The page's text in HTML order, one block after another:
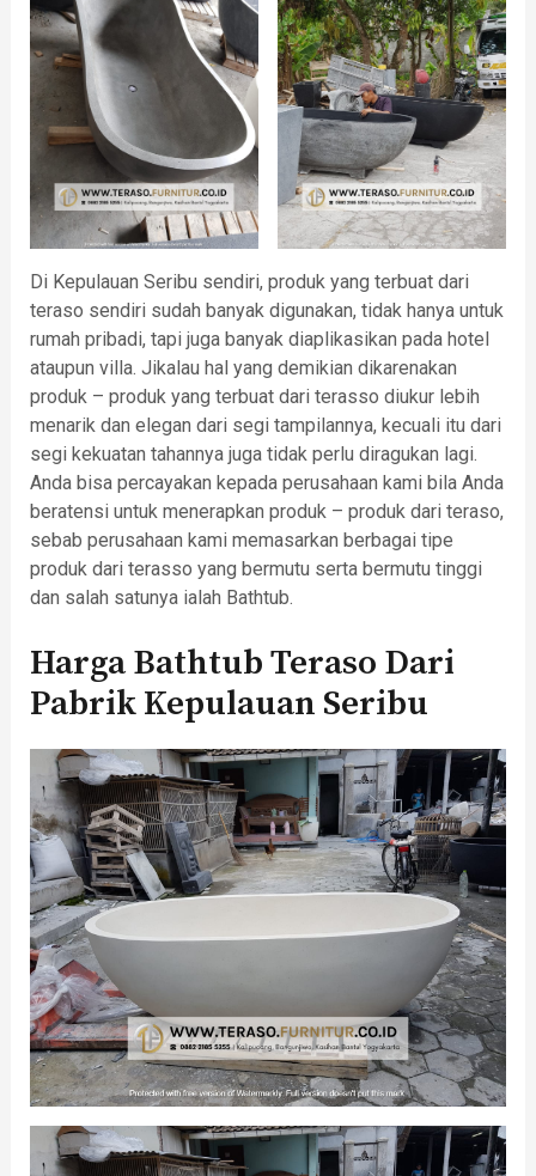
Di Kepulauan Seribu sendiri, produk yang terbuat dari
teraso sendiri sudah banyak digunakan, tidak hanya untuk
rumah pribadi, tapi juga banyak diaplikasikan pada hotel
ataupun villa. Jikalau hal yang demikian dikarenakan
produk – produk yang terbuat dari terasso diukur lebih
menarik dan elegan dari segi tampilannya, kecuali itu dari
segi kekuatan tahannya juga tidak perlu diragukan lagi.
Anda bisa percayakan kepada perusahaan kami bila Anda
beratensi untuk menerapkan produk – produk dari teraso,
sebab perusahaan kami memasarkan berbagai tipe
produk dari terasso yang bermutu serta bermutu tinggi
dan salah satunya ialah Bathtub.
Harga Bathtub Teraso Dari
Pabrik Kepulauan Seribu